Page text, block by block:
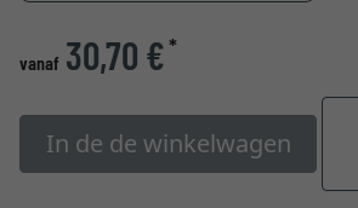
vanaf 30,70 €*
In de de winkelwagen